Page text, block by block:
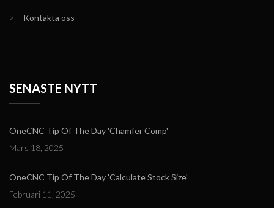
> Kontakta oss
SENASTE NYTT
OneCNC Tip Of The Day 'Chamfer Comp'
Mars 18, 2025
OneCNC Tip Of The Day 'Calculate Stock Size'
Februari 11, 2025